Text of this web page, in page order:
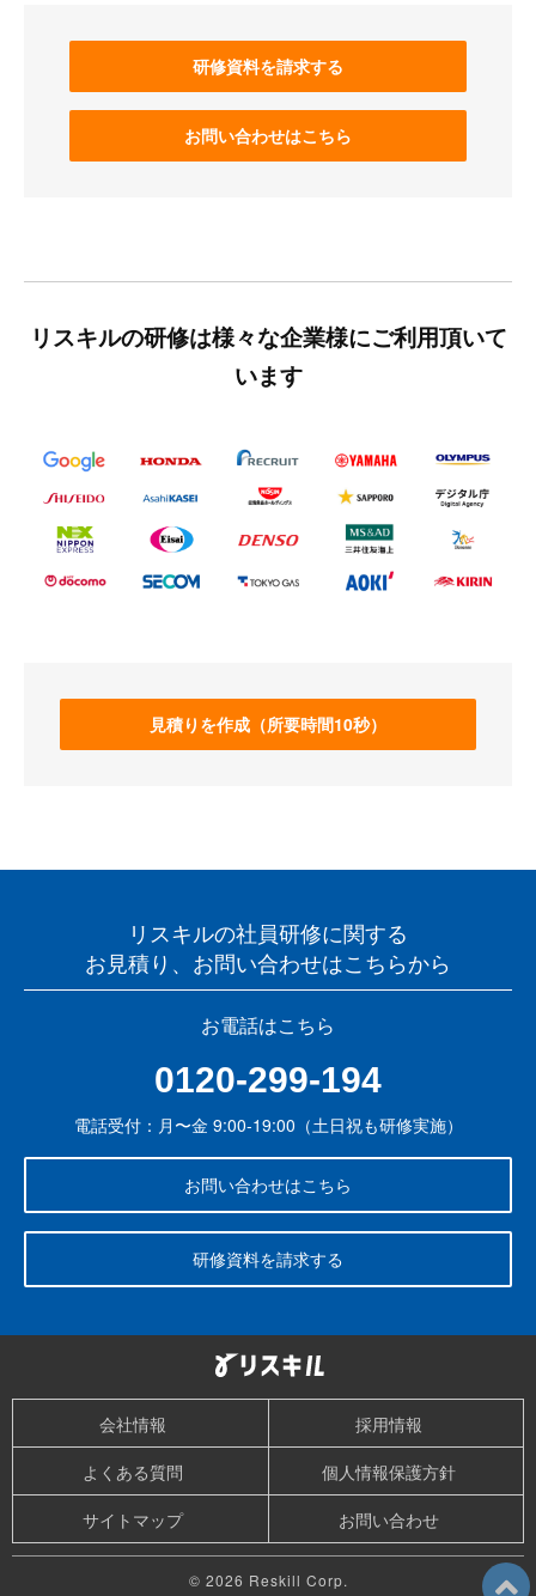
研修資料を請求する
お問い合わせはこちら
リスキルの研修は様々な企業様にご利用頂いて
います
見積りを作成（所要時間10秒）
リスキルの社員研修に関する
お見積り、お問い合わせはこちらから
お電話はこちら
0120-299-194
電話受付：月〜金 9:00-19:00（土日祝も研修実施）
お問い合わせはこちら
研修資料を請求する
会社情報
採用情報
よくある質問
個人情報保護方針
サイトマップ
お問い合わせ
© 2026 Reskill Corp.